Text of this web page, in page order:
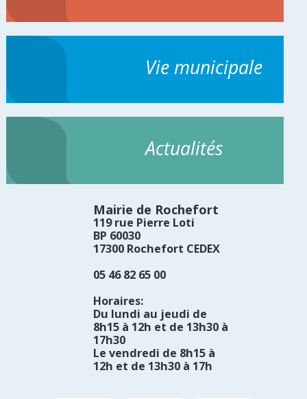
Vie municipale
Actualités
Mairie de Rochefort
119 rue Pierre Loti
BP 60030
17300 Rochefort CEDEX
05 46 82 65 00
Horaires:
Du lundi au jeudi de
8h15 à 12h et de 13h30 à
17h30
Le vendredi de 8h15 à
12h et de 13h30 à 17h